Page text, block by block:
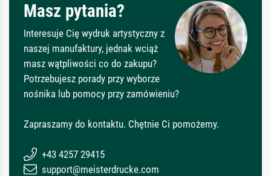
Masz pytania?
Interesuje Cię wydruk artystyczny z
naszej manufaktury, jednak wciąż
masz wątpliwości co do zakupu?
Potrzebujesz porady przy wyborze
nośnika lub pomocy przy zamówieniu?
Zapraszamy do kontaktu. Chętnie Ci pomożemy.
+43 4257 29415
support@meisterdrucke.com